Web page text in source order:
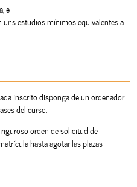
e
uns estudios mínimos equivalentes a
inscrito disponga de un ordenador
del curso.
orden de solicitud de
hasta agotar las plazas